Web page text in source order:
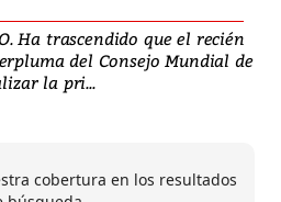
Ha trascendido que el recién
del Consejo Mundial de
la pri...
cobertura en los resultados